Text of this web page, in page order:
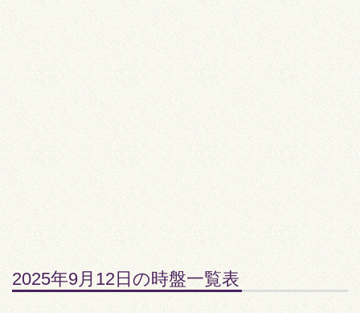
2025年9月12日の時盤一覧表